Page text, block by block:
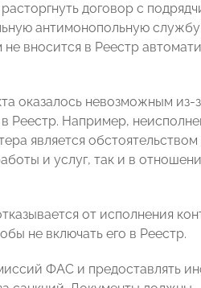
договор с
антимонопольную
вносится в Реестр
оказалось невозможным из-
Реестр. Например,
является обстоятельством
и услуг, так и в
от исполнения
не включать его в Реестр.
ФАС и предоставлять